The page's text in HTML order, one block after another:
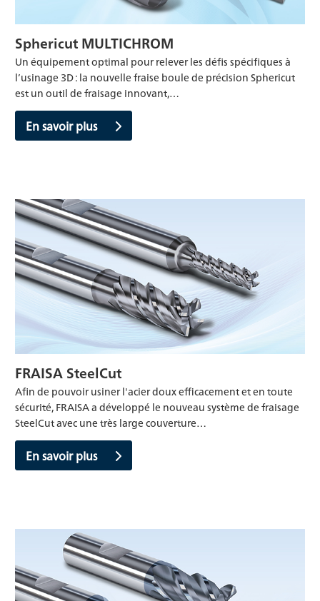
Sphericut MULTICHROM
Un équipement optimal pour relever les défis spécifiques à
l’usinage 3D : la nouvelle fraise boule de précision Sphericut
est un outil de fraisage innovant,…
En savoir plus
FRAISA SteelCut
Afin de pouvoir usiner l'acier doux efficacement et en toute
sécurité, FRAISA a développé le nouveau système de fraisage
SteelCut avec une très large couverture…
En savoir plus